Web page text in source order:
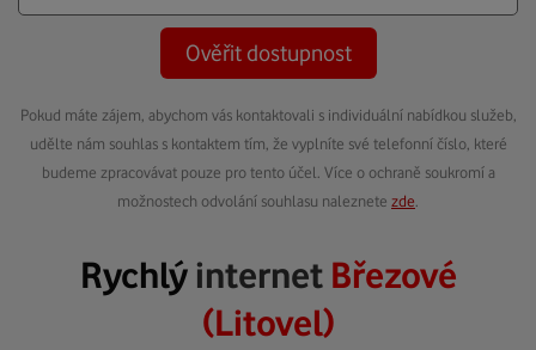
Ověřit dostupnost
Pokud máte zájem, abychom vás kontaktovali s individuální nabídkou služeb,
udělte nám souhlas s kontaktem tím, že vyplníte své telefonní číslo, které
budeme zpracovávat pouze pro tento účel. Více o ochraně soukromí a
možnostech odvolání souhlasu naleznete zde
Rychlýinternet Březové
(Litovel)